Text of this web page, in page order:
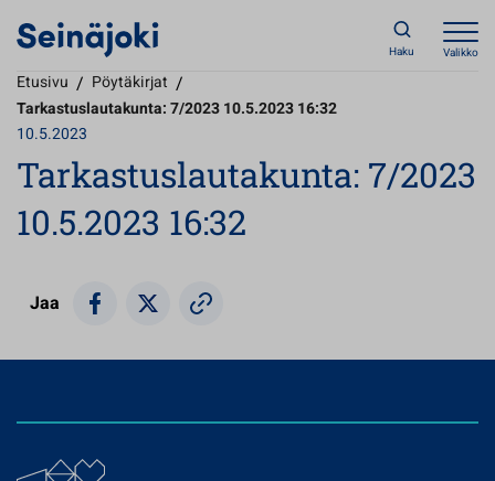
Haku Valikko
Etusivu / Pöytäkirjat /
Tarkastuslautakunta: 7/2023 10.5.2023 16:32
10.5.2023
Tarkastuslautakunta: 7/2023
10.5.2023 16:32
Jaa